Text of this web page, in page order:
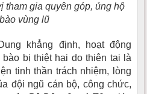
tham gia quyên góp, ủng hộ
vùng lũ
khẳng định, hoạt động
bị thiệt hại do thiên tai là
tinh thần trách nhiệm, lòng
đội ngũ cán bộ, công chức,